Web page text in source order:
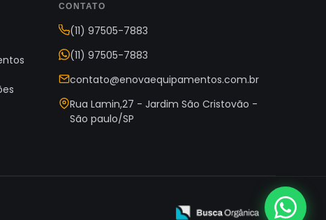
CONTATO
(11) 97505-7883
(11) 97505-7883
contato@enovaequipamentos.com.br
Rua Lamin,27 - Jardim São Cristovão -
São paulo/SP